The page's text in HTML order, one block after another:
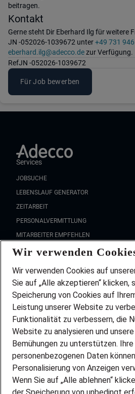
beitragen.
Kontakt
Gerne steht Dir Eberhard Ilg für weitere
JN -052026-1039672 unter+49 731
eberhard.ilg@adecco.dezur Verfügung.
RefJN -052026-1039672
Für Job bewerben
Services
JOBSUCHE
LEBENSLAUF GENERATOR
ZEITARBEIT
PERSONALVERMITTLUNG
MITARBEITER EMPFEHLEN
FAQ
Wir stellen ein!
DEINE BERUFSGRUPPE
DEINE LEBENSSITUATION
PARTNERSHIP WITH AIRBUS
INITIATIV BEWERBEN
ÜBER UNS
STANDORTE
BLOG
Wir verwenden
Wir verwenden Cookies auf
Sie auf „Alle akzeptieren“ klicken,
Speicherung von Cookies auf
Leistung unserer Website zu
Funktionalität zu verbessern, die
Website zu analysieren und
Bemühungen zu unterstützen. Ihre
personenbezogenen Daten
Personalisierung von Anzeigen
Wenn Sie auf „Alle ablehnen“